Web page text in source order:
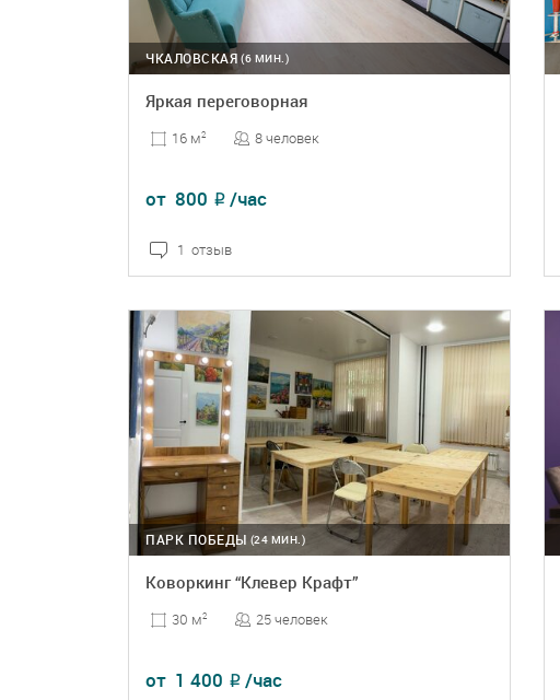
(6 МИН.)
ЧКАЛОВСКАЯ
Яркая переговорная
16 м2 8 человек
от 800 ₽ /час
1 отзыв
(24 МИН.)
ПАРК ПОБЕДЫ
Коворкинг “Клевер Крафт”
30 м2 25 человек
от 1 400 ₽ /час